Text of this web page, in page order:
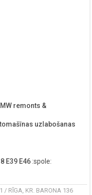
remonts &
uzlabošanas
E39 E46 :spole:
/ RĪGA, KR. BARONA 136